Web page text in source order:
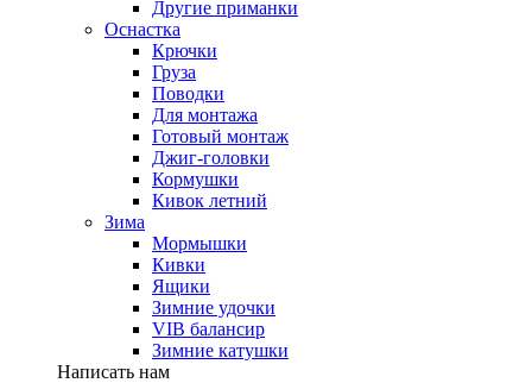
Другие приманки
Оснастка
Крючки
Груза
Поводки
Для монтажа
Готовый монтаж
Джиг-головки
Кормушки
Кивок летний
Зима
Мормышки
Кивки
Ящики
Зимние удочки
VIB балансир
Зимние катушки
Написать нам